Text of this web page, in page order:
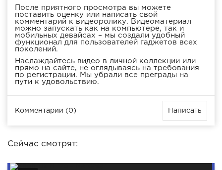
После приятного просмотра вы можете
поставить оценку или написать свой
комментарий к видеоролику. Видеоматериал
можно запускать как на компьютере, так и
мобильных девайсах – мы создали удобный
функционал для пользователей гаджетов всех
поколений.
Наслаждайтесь видео в личной коллекции или
прямо на сайте, не оглядываясь на требования
по регистрации. Мы убрали все преграды на
пути к удовольствию.
Комментарии (0) Написать
Сейчас смотрят: